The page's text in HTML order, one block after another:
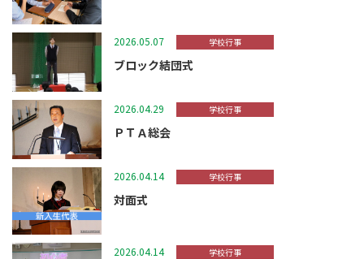
2026.05.07 学校行事
ブロック結団式
2026.04.29 学校行事
ＰＴＡ総会
2026.04.14 学校行事
対面式
2026.04.14 学校行事